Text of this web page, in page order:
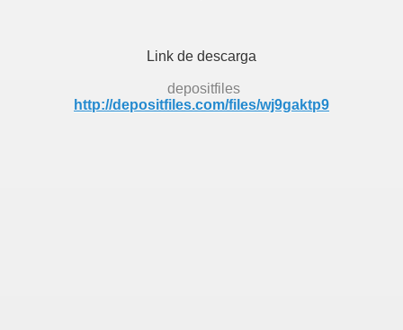
Link de descarga
depositfiles
http://depositfiles.com/files/wj9gaktp9